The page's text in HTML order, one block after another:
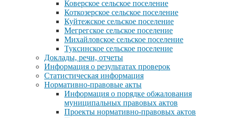
Коверское сельское поселение
Коткозерское сельское поселение
Куйтежское сельское поселение
Мегрегское сельское поселение
Михайловское сельское поселение
Туксинское сельское поселение
Доклады, речи, отчеты
Информация о результатах проверок
Статистическая информация
Нормативно-правовые акты
Информация о порядке обжалования
муниципальных правовых актов
Проекты нормативно-правовых актов